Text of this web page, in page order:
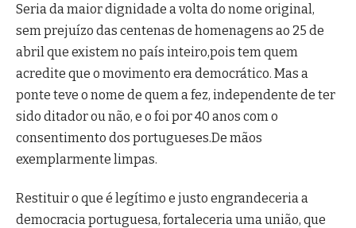
Seria da maior dignidade a volta do nome original,
sem prejuízo das centenas de homenagens ao 25 de
abril que existem no país inteiro,pois tem quem
acredite que o movimento era democrático. Mas a
ponte teve o nome de quem a fez, independente de ter
sido ditador ou não, e o foi por 40 anos com o
consentimento dos portugueses.De mãos
exemplarmente limpas.
Restituir o que é legítimo e justo engrandeceria a
democracia portuguesa, fortaleceria uma união, que